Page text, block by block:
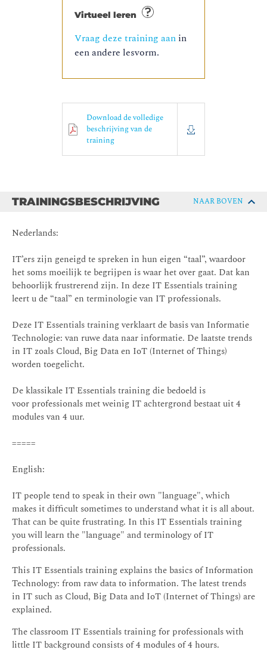
Virtueel leren
Vraag deze training aan in
een andere lesvorm.
Download de volledige
beschrijving van de
training
TRAININGSBESCHRIJVING NAAR BOVEN
Nederlands:
IT’ers zijn geneigd te spreken in hun eigen “taal”, waardoor
het soms moeilijk te begrijpen is waar het over gaat. Dat kan
behoorlijk frustrerend zijn. In deze IT Essentials training
leert u de “taal” en terminologie van IT professionals.
Deze IT Essentials training verklaart de basis van Informatie
Technologie: van ruwe data naar informatie. De laatste trends
in IT zoals Cloud, Big Data en IoT (Internet of Things)
worden toegelicht.
De klassikale IT Essentials training die bedoeld is
voor professionals met weinig IT achtergrond bestaat uit 4
modules van 4 uur.
=====
English:
IT people tend to speak in their own "language", which
makes it difficult sometimes to understand what it is all about.
That can be quite frustrating. In this IT Essentials training
you will learn the "language" and terminology of IT
professionals.
This IT Essentials training explains the basics of Information
Technology: from raw data to information. The latest trends
in IT such as Cloud, Big Data and IoT (Internet of Things) are
explained.
The classroom IT Essentials training for professionals with
little IT background consists of 4 modules of 4 hours.